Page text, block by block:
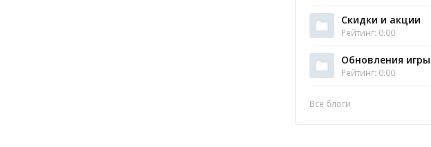
Скидки и акции
Рейтинг: 0.00
Обновления игры
Рейтинг: 0.00
Все блоги